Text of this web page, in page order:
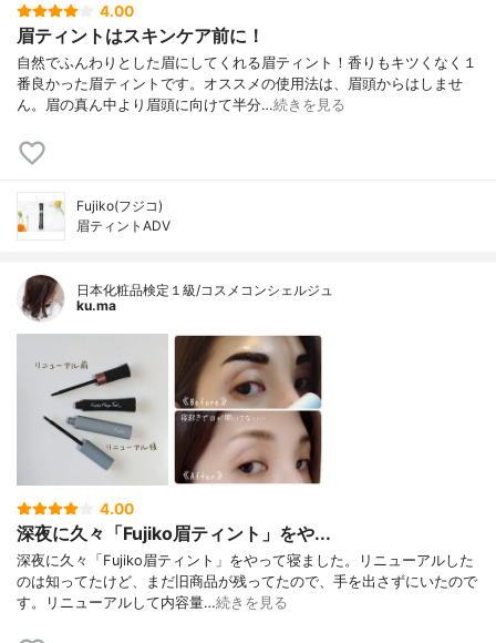
4.00
眉ティントはスキンケア前に！
自然でふんわりとした眉にしてくれる眉ティント！香りもキツくなく１
番良かった眉ティントです。オススメの使用法は、眉頭からはしませ
ん。眉の真ん中より眉頭に向けて半分…続きを見る
Fujiko(フジコ)
眉ティントADV
日本化粧品検定１級/コスメコンシェルジュ
ku.ma
4.00
深夜に久々「Fujiko眉ティント」をや...
深夜に久々「Fujiko眉ティント」をやって寝ました。リニューアルした
のは知ってたけど、まだ旧商品が残ってたので、手を出さずにいたので
す。リニューアルして内容量…続きを見る